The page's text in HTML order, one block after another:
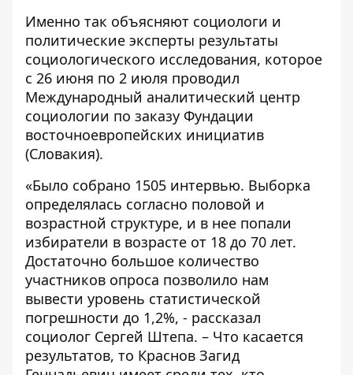
Именно так объясняют социологи и
политические эксперты результаты
социологического исследования, которое
с 26 июня по 2 июля проводил
Международный аналитический центр
социологии по заказу Фундации
восточноевропейских инициатив
(Словакия).
«Было собрано 1505 интервью. Выборка
определялась согласно половой и
возрастной структуре, и в нее попали
избиратели в возрасте от 18 до 70 лет.
Достаточно большое количество
участников опроса позволило нам
вывести уровень статистической
погрешности до 1,2%, - рассказал
социолог Сергей Штепа. – Что касается
результатов, то Краснов Загид